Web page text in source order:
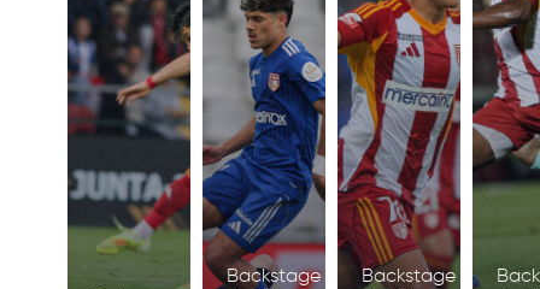
Backstage
Backstage